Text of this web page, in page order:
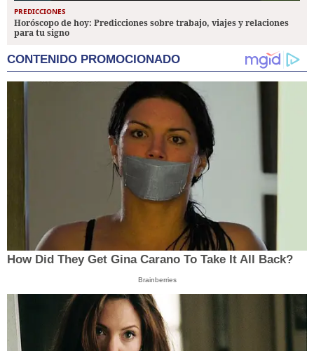
PREDICCIONES
Horóscopo de hoy: Predicciones sobre trabajo, viajes y relaciones
para tu signo
CONTENIDO PROMOCIONADO
How Did They Get Gina Carano To Take It All Back?
Brainberries